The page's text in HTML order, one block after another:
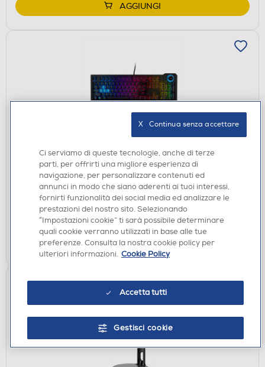
AGGIUNGI
ACER - Tastiera PREDATOR AETHON 700-Nero
€ 199,00
Acquisto online:disponibile
Ritiro in negozio in 30' gratuito:verifica
AGGIUNGI
Ci serviamo di queste tecnologie, anche di terze
parti, per offrirti una migliore esperienza di
navigazione, per personalizzare contenuti ed
annunci in modo che siano aderenti ai tuoi interessi,
fornirti funzionalità dei social media ed analizzare le
prestazioni del nostro sito. Selezionando
“Impostazioni cookie” ti sarà possibile determinare
quali cookie verranno utilizzati in base alle tue
preferenze. Consulta la nostra cookie policy per
ulteriori informazioni. Cookie Policy
Accetta tutti
Gestisci cookie
X   Continua senza accettare